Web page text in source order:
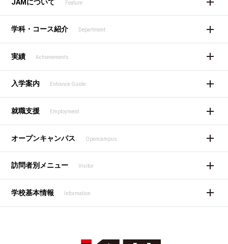
JAMについて Feature
学科・コース紹介 Department
実績 Achievements
入学案内 Entrance Guide
就職支援 Employment
オープンキャンパス Opencampus
訪問者別メニュー Visitor
学校基本情報 Information